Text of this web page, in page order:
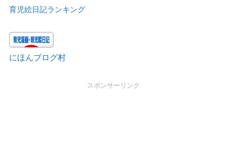
育児絵日記ランキング
にほんブログ村
スポンサーリンク